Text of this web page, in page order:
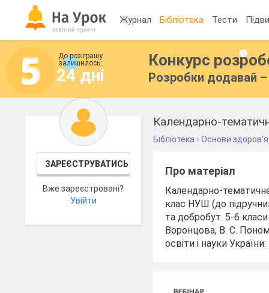
Журнал Бібліотека Тести
До розіграшу
залишилось:
24 дні
Конкурс
Розробки додавай –
ЗАРЕЄСТРУВАТИСЬ
Вже зареєстровані?
Увійти
Календарно-
Бібліотека Основи здоров’я
Про матеріал
Календарно-
клас НУШ (до
та добробут. 5-6 класи
Воронцова, В. С.
освіти і науки